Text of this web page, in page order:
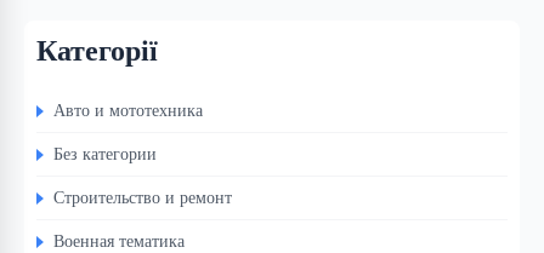
Категорії
Авто и мототехника
Без категории
Строительство и ремонт
Военная тематика